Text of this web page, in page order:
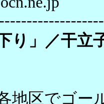
り」／干立
地区でゴー